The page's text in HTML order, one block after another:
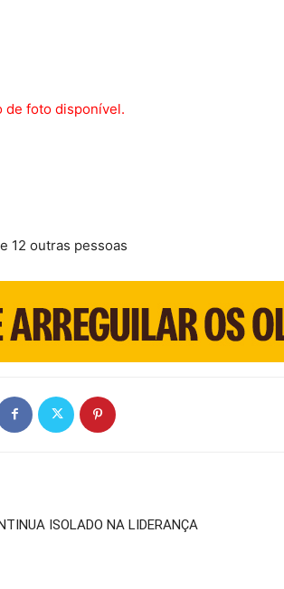
12 outras pessoas
ISOLADO NA LIDERANÇA